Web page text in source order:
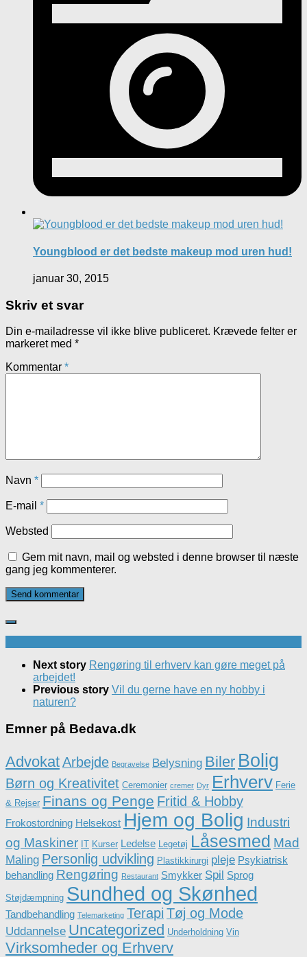
Youngblood er det bedste makeup mod uren hud!
januar 30, 2015
Skriv et svar
Din e-mailadresse vil ikke blive publiceret. Krævede felter er
markeret med *
Kommentar *
Navn *
E-mail *
Websted
Gem mit navn, mail og websted i denne browser til næste
gang jeg kommenterer.
Next story Rengøring til erhverv kan gøre meget på
arbejdet!
Previous story Vil du gerne have en ny hobby i
naturen?
Emner på Bedava.dk
AdvokatArbejde Begravelse Belysning Biler Bolig
Børn og Kreativitet Ceremonier cremer Dyr Erhverv Ferie
& Rejser Finans og Penge Fritid & Hobby
Frokostordning Helsekost Hjem og Bolig Industri
og Maskiner IT Kurser Ledelse Legetøj Låsesmed Mad
Maling Personlig udvikling Plastikkirurgi pleje Psykiatrisk
behandling Rengøring Restaurant Smykker Spil Sprog
Støjdæmpning Sundhed og Skønhed
Tandbehandling Telemarketing Terapi Tøj og Mode
Uddannelse Uncategorized Underholdning Vin
Virksomheder og Erhverv